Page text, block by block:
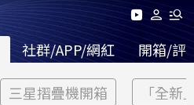
社群/APP/網紅 開箱/評
三星摺疊機開箱 「全新